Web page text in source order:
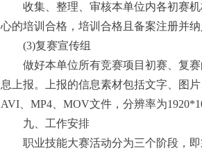
收集、整理、审核本单位内各初赛
心的培训合格，培训合格且备案注册并
(3)复赛宣传组
做好本单位所有竞赛项目初赛、复
息上报。上报的信息素材包括文字、图
AVI、MP4、MOV文件，分辨率为
九、工作安排
职业技能大赛活动分为三个阶段，